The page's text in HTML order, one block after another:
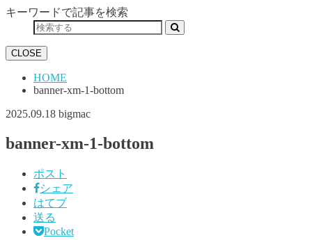
キーワードで記事を検索
CLOSE
HOME
banner-xm-1-bottom
2025.09.18 bigmac
banner-xm-1-bottom
ポスト
シェア
はてブ
送る
Pocket